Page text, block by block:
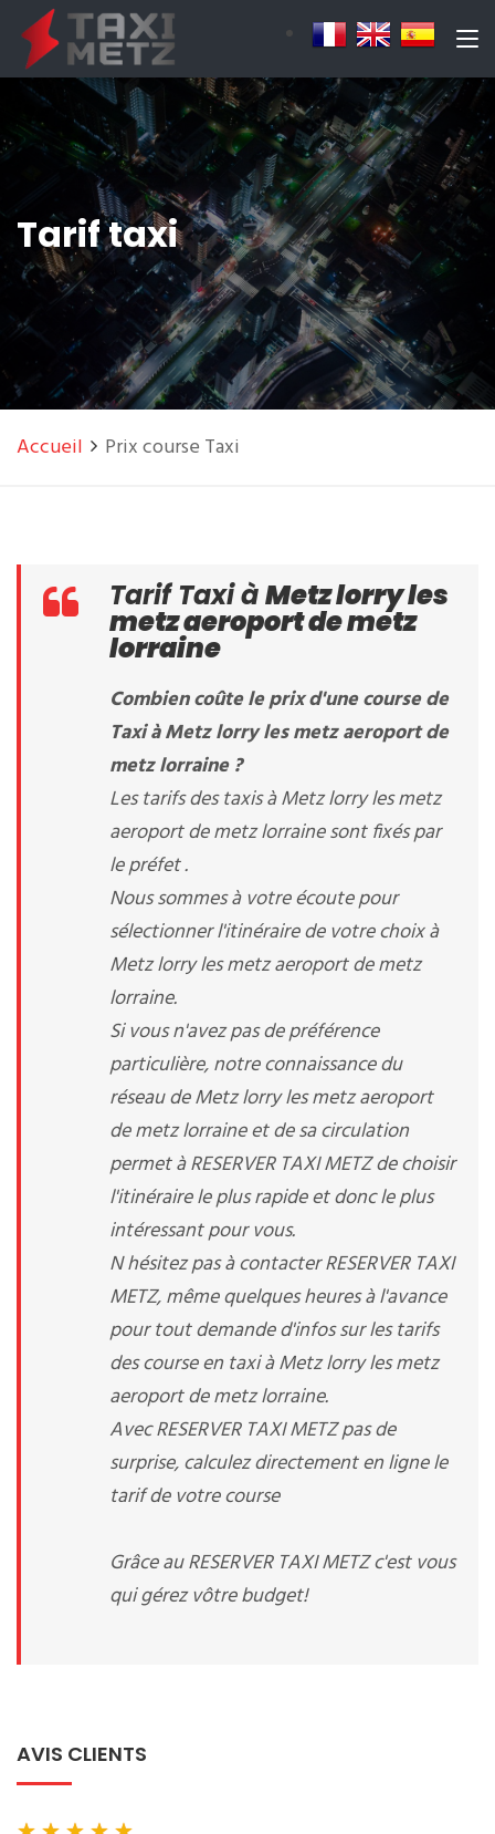
Tarif taxi
Accueil Prix course Taxi
Tarif Taxi àMetz lorry les
metz aeroport de metz
lorraine
Combien coûte le prix d'une course de
Taxi à Metz lorry les metz aeroport de
metz lorraine ?
Les tarifs des taxis à Metz lorry les metz
aeroport de metz lorraine sont fixés par
le préfet .
Nous sommes à votre écoute pour
sélectionner l'itinéraire de votre choix à
Metz lorry les metz aeroport de metz
lorraine.
Si vous n'avez pas de préférence
particulière, notre connaissance du
réseau de Metz lorry les metz aeroport
de metz lorraine et de sa circulation
permet à RESERVER TAXI METZ de choisir
l'itinéraire le plus rapide et donc le plus
intéressant pour vous.
N hésitez pas à contacter RESERVER TAXI
METZ, même quelques heures à l'avance
pour tout demande d'infos sur les tarifs
des course en taxi à Metz lorry les metz
aeroport de metz lorraine.
Avec RESERVER TAXI METZ pas de
surprise, calculez directement en ligne le
tarif de votre course
Grâce au RESERVER TAXI METZ c'est vous
qui gérez vôtre budget!
AVIS CLIENTS